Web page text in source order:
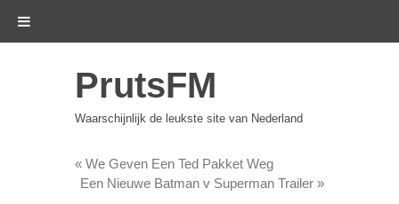
PrutsFM
Waarschijnlijk de leukste site van Nederland
« We Geven Een Ted Pakket Weg
Een Nieuwe Batman v Superman Trailer »